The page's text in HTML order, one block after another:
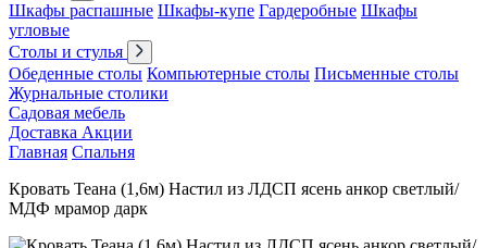
Шкафы распашные Шкафы-купе Гардеробные Шкафы
угловые
Столы и стулья
Обеденные столы Компьютерные столы Письменные столы
Журнальные столики
Садовая мебель
Доставка Акции
Главная Спальня
Кровать Теана (1,6м) Настил из ЛДСП ясень анкор светлый/
МДФ мрамор дарк